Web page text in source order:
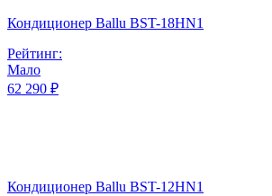
Кондиционер Ballu BST-18HN1
Рейтинг:
Мало
62 290 ₽
Кондиционер Ballu BST-12HN1